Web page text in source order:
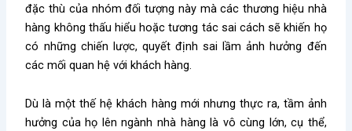
đặc thù của nhóm đối tượng này mà các thương hiệu nhà
hàng không thấu hiểu hoặc tương tác sai cách sẽ khiến họ
có những chiến lược, quyết định sai lầm ảnh hưởng đến
các mối quan hệ với khách hàng.
Dù là một thế hệ khách hàng mới nhưng thực ra, tầm ảnh
hưởng của họ lên ngành nhà hàng là vô cùng lớn, cụ thể,